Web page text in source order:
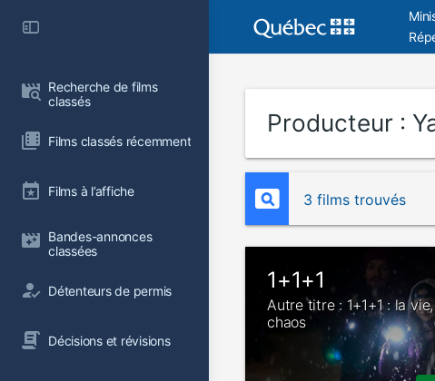
Recherche de films
classés
Films classés récemment
Films à l’affiche
Bandes-annonces
classées
Détenteurs de permis
Décisions et révisions
Producteur :
3 films trouvés
1+1+1
Autre titre : 1+1+1 : la
chaos